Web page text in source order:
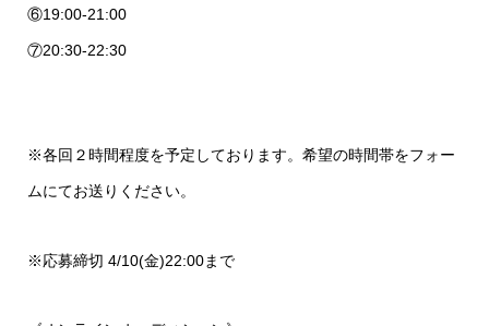
⑥19:00-21:00
⑦20:30-22:30
※各回２時間程度を予定しております。希望の時間帯をフォー
ムにてお送りください。
※応募締切 4/10(金)22:00まで